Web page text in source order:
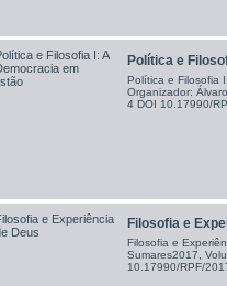
Política e
Política e Filosofia
Organizador:
4 DOI 10.17990/
Filosofia e
Filosofia e
Sumares2017,
10.17990/RPF/